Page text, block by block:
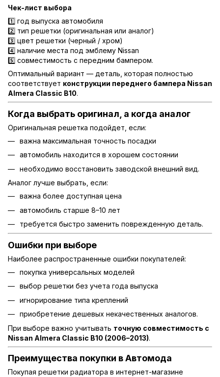
Чек-лист выбора
1️⃣ год выпуска автомобиля
2️⃣ тип решетки (оригинальная или аналог)
3️⃣ цвет решетки (черный / хром)
4️⃣ наличие места под эмблему Nissan
5️⃣ совместимость с передним бампером.
Оптимальный вариант — деталь, которая полностью
соответствует конструкции переднего бампера Nissan
Almera Classic B10.
Когда выбрать оригинал, а когда аналог
Оригинальная решетка подойдет, если:
важна максимальная точность посадки
автомобиль находится в хорошем состоянии
необходимо восстановить заводской внешний вид.
Аналог лучше выбрать, если:
важна более доступная цена
автомобиль старше 8–10 лет
требуется быстро заменить поврежденную деталь.
Ошибки при выборе
Наиболее распространенные ошибки покупателей:
покупка универсальных моделей
выбор решетки без учета года выпуска
игнорирование типа креплений
приобретение дешевых некачественных аналогов.
При выборе важно учитывать точную совместимость с
Nissan Almera Classic B10 (2006–2013).
Преимущества покупки в Автомода
Покупая решетки радиатора в интернет-магазине